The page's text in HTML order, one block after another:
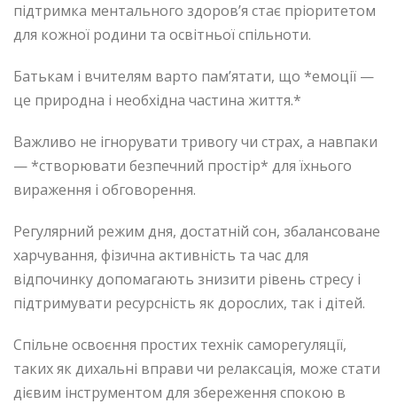
підтримка ментального здоров’я стає пріоритетом
для кожної родини та освітньої спільноти.
Батькам і вчителям варто пам’ятати, що *емоції —
це природна і необхідна частина життя.*
Важливо не ігнорувати тривогу чи страх, а навпаки
— *створювати безпечний простір* для їхнього
вираження і обговорення.
Регулярний режим дня, достатній сон, збалансоване
харчування, фізична активність та час для
відпочинку допомагають знизити рівень стресу і
підтримувати ресурсність як дорослих, так і дітей.
Спільне освоєння простих технік саморегуляції,
таких як дихальні вправи чи релаксація, може стати
дієвим інструментом для збереження спокою в